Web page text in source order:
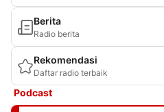
Berita
Radio berita
Rekomendasi
Daftar radio terbaik
Podcast